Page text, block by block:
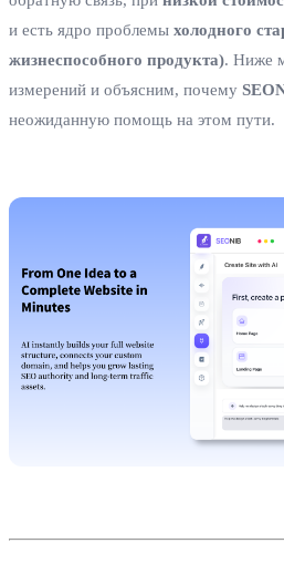
и есть ядро проблемы холодного
жизнеспособного продукта). Ниже
измерений и объясним, почему
неожиданную помощь на этом пути.